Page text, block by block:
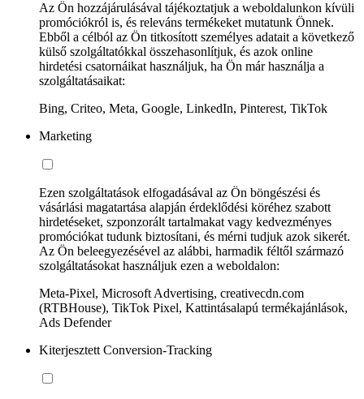
Az Ön hozzájárulásával tájékoztatjuk a weboldalunkon kívüli
promóciókról is, és releváns termékeket mutatunk Önnek.
Ebből a célból az Ön titkosított személyes adatait a következő
külső szolgáltatókkal összehasonlítjuk, és azok online
hirdetési csatornáikat használjuk, ha Ön már használja a
szolgáltatásaikat:
Bing, Criteo, Meta, Google, LinkedIn, Pinterest, TikTok
Marketing
Ezen szolgáltatások elfogadásával az Ön böngészési és
vásárlási magatartása alapján érdeklődési köréhez szabott
hirdetéseket, szponzorált tartalmakat vagy kedvezményes
promóciókat tudunk biztosítani, és mérni tudjuk azok sikerét.
Az Ön beleegyezésével az alábbi, harmadik féltől származó
szolgáltatásokat használjuk ezen a weboldalon:
Meta-Pixel, Microsoft Advertising, creativecdn.com
(RTBHouse), TikTok Pixel, Kattintásalapú termékajánlások,
Ads Defender
Kiterjesztett Conversion-Tracking